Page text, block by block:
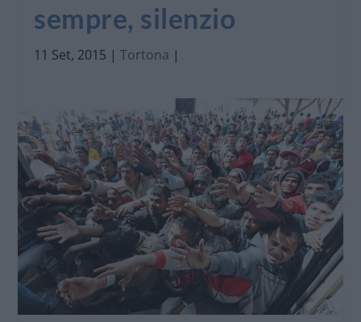
sempre, silenzio
11 Set, 2015 |Tortona |